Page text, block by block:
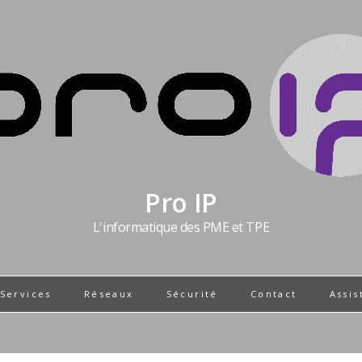
Pro IP
L'informatique des PME et TPE
Réseaux Sécurité Contact